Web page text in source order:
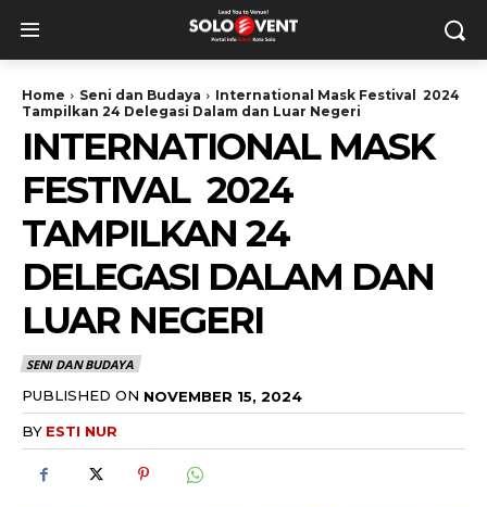
Home Seni dan Budaya
International Mask Festival 2024
Tampilkan 24 Delegasi Dalam dan Luar Negeri
INTERNATIONAL MASK
FESTIVAL 2024
TAMPILKAN 24
DELEGASI DALAM DAN
LUAR NEGERI
SENI DAN BUDAYA
PUBLISHED ON NOVEMBER 15, 2024
BY ESTI NUR